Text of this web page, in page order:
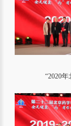
“2020